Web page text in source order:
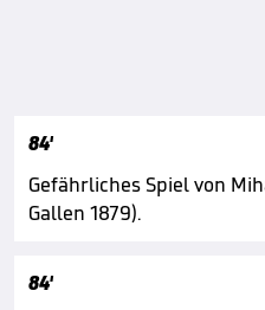
84'
Gefährliches Spiel von
Gallen 1879).
84'